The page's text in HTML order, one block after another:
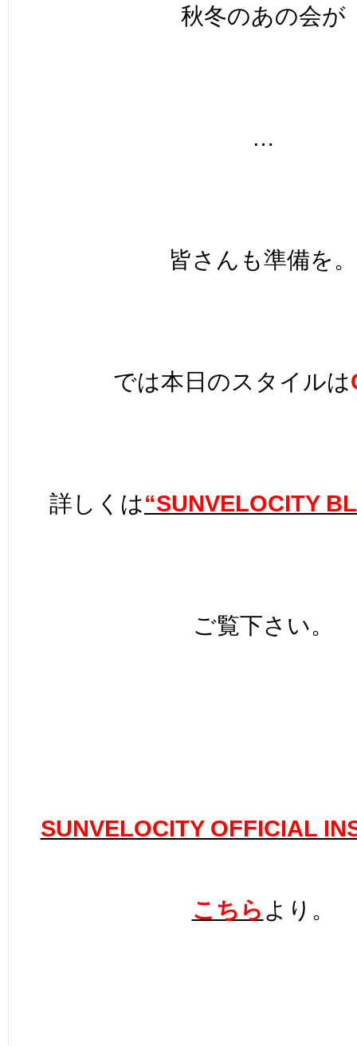
秋冬のあの会が
…
皆さんも準備を。
では本日のスタイルは
詳しくは“SUNVELOCITY
ご覧下さい。
SUNVELOCITY OFFICIAL
こちら より。